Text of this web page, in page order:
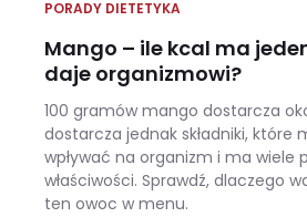
PORADY DIETETYKA
Mango – ile kcal ma
daje organizmowi?
100 gramów mango dostarcza
dostarcza jednak składniki, które
wpływać na organizm i ma wiele
właściwości. Sprawdź, dlaczego
ten owoc w menu.